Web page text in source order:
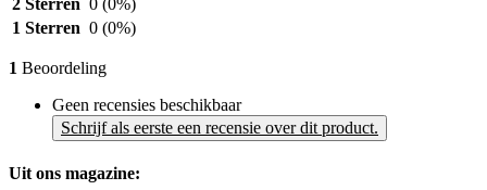
2 Sterren 0 (0%)
1 Sterren 0 (0%)
1 Beoordeling
Geen recensies beschikbaar
Schrijf als eerste een recensie over dit product.
Uit ons magazine: